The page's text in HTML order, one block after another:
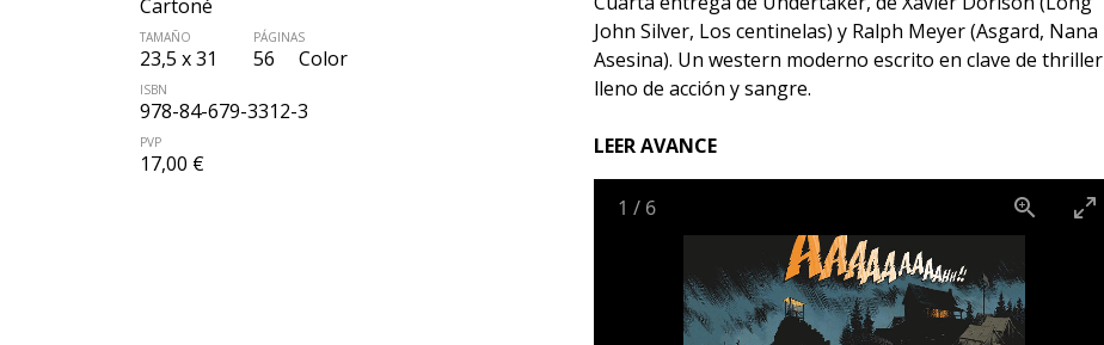
Cartoné
TAMAÑO
23,5 x 31
PÁGINAS
56 Color
ISBN
978-84-679-3312-3
PVP
17,00 €
John Silver, Los centinelas) y Ralph Meyer (Asgard, Nana
Asesina). Un western moderno escrito en clave de thriller
lleno de acción y sangre.
LEER AVANCE
1 / 6